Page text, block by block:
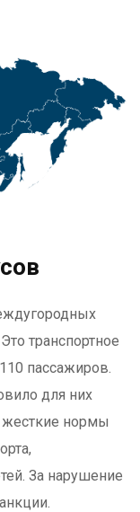
транспортное
пассажиров.
для них
нормы
За нарушение